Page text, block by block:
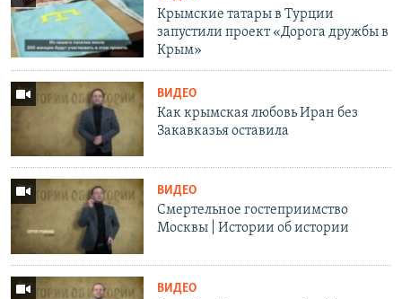
Крымские татары в Турции
запустили проект «Дорога дружбы в
Крым»
ВИДЕО
Как крымская любовь Иран без
Закавказья оставила
ВИДЕО
Смертельное гостеприимство
Москвы | Истории об истории
ВИДЕО